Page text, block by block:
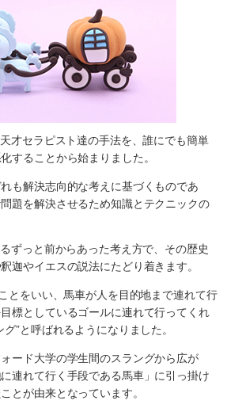
才セラピスト達の手法を、誰にでも簡単
することから始まりました。
も解決志向的な考えに基づくものであ
題を解決させるため知識とテクニックの
ずっと前からあった考え方で、その歴史
迦やイエスの説法にたどり着きます。
とをいい、馬車が人を目的地まで連れて行
標としているゴールに連れて行ってくれ
”と呼ばれるようになりました。
ード大学の学生間のスラングから広が
連れて行く手段である馬車」に引っ掛け
とが由来となっています。